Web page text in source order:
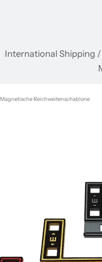
International Shipping /
Magnetische Reichweitenschablone